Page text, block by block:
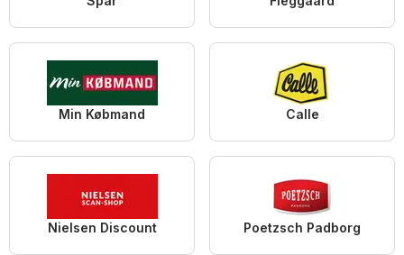
Min Købmand Calle
Nielsen Discount Poetzsch Padborg